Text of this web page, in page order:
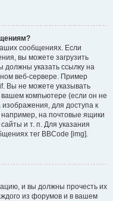
сообщениях. Если
вы можете загрузить
указать ссылку на
веб-сервере. Пример
Вы не можете указывать
компьютере (если он не
для доступа к
на почтовые ящики
и т. п. Для указания
тег BBCode [img].
и вы должны прочесть их
из форумов и в вашем